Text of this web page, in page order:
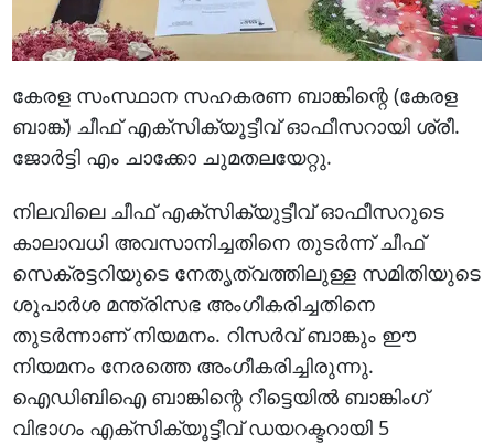
കേരള സംസ്ഥാന സഹകരണ ബാങ്കിന്റെ (കേരള
ബാങ്ക്) ചീഫ് എക്സിക്യൂട്ടീവ് ഓഫീസറായി ശ്രീ.
ജോർട്ടി എം ചാക്കോ ചുമതലയേറ്റു.
നിലവിലെ ചീഫ് എക്‌സിക്യുട്ടീവ് ഓഫീസറുടെ
കാലാവധി അവസാനിച്ചതിനെ തുടർന്ന് ചീഫ്
സെക്രട്ടറിയുടെ നേതൃത്വത്തിലുള്ള സമിതിയുടെ
ശുപാര്‍ശ മന്ത്രിസഭ അംഗീകരിച്ചതിനെ
തുടർന്നാണ് നിയമനം. റിസർവ് ബാങ്കും ഈ
നിയമനം നേരത്തെ അംഗീകരിച്ചിരുന്നു.
ഐഡിബിഐ ബാങ്കിന്റെ റീട്ടെയിൽ ബാങ്കിംഗ്
വിഭാഗം എക്സിക്യൂട്ടീവ് ഡയറക്ടറായി 5